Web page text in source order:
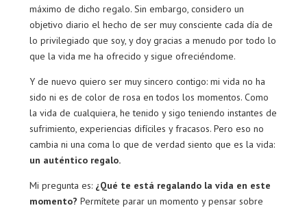
máximo de dicho regalo. Sin embargo, considero un
objetivo diario el hecho de ser muy consciente cada día de
lo privilegiado que soy, y doy gracias a menudo por todo lo
que la vida me ha ofrecido y sigue ofreciéndome.
Y de nuevo quiero ser muy sincero contigo: mi vida no ha
sido ni es de color de rosa en todos los momentos. Como
la vida de cualquiera, he tenido y sigo teniendo instantes de
sufrimiento, experiencias difíciles y fracasos. Pero eso no
cambia ni una coma lo que de verdad siento que es la vida:
un auténtico regalo.
Mi pregunta es: ¿Qué te está regalando la vida en este
momento? Permítete parar un momento y pensar sobre